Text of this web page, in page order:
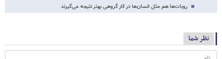
روبات‌ها هم مثل انسان‌ها در کار گروهی بهتر نتیجه می‌گیرند
نظر شما